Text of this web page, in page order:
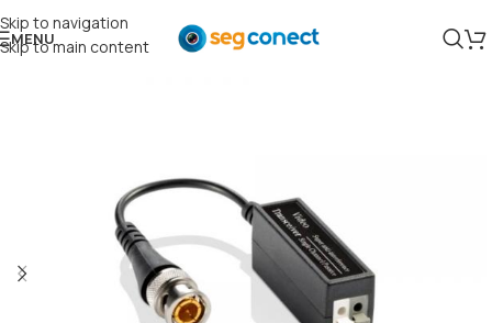
Skip to navigation
Skip to main content
MENU